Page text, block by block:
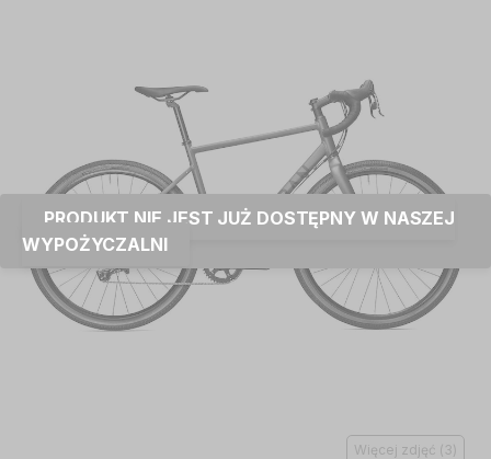
PRODUKT NIE JEST JUŻ DOSTĘPNY W NASZEJ
WYPOŻYCZALNI
Więcej zdjęć ( 3 )